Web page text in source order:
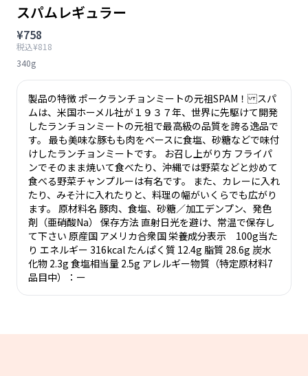
スパムレギュラー
¥758
税込¥818
340g
製品の特徴 ポークランチョンミートの元祖SPAM！ スパ
ムは、米国ホーメル社が１９３７年、世界に先駆けて開発
したランチョンミートの元祖で最高級の品質を誇る逸品で
す。 最も美味な豚もも肉をベースに食塩、砂糖などで味付
けしたランチョンミートです。 お召し上がり方 フライパ
ンでそのまま焼いて食べたり、沖縄では野菜などと炒めて
食べる野菜チャンプルーは有名です。 また、カレーに入れ
たり、みそ汁に入れたりと、料理の幅がいくらでも広がり
ます。 原材料名 豚肉、食塩、砂糖／加工デンプン、発色
剤（亜硝酸Na） 保存方法 直射日光を避け、常温で保存し
て下さい 原産国 アメリカ合衆国 栄養成分表示 100g当た
り エネルギー 316kcal たんぱく質 12.4g 脂質 28.6g 炭水
化物 2.3g 食塩相当量 2.5g アレルギー物質（特定原材料7
品目中）：ー